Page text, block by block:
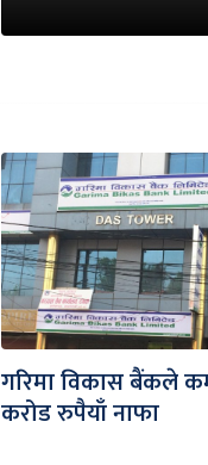
गरिमा विकास बैंकले
करोड रुपैयाँ नाफा